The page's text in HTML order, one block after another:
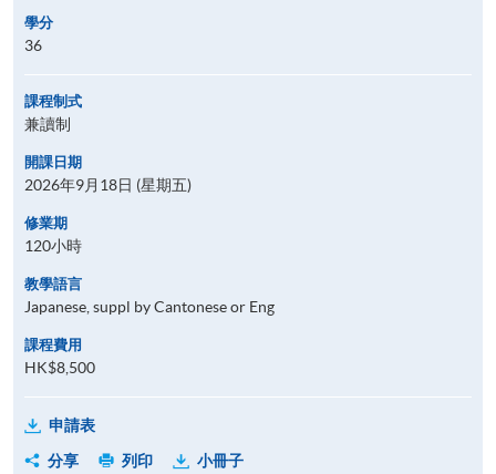
學分
36
課程制式
兼讀制
開課日期
2026年9月18日 (星期五)
修業期
120小時
教學語言
Japanese, suppl by Cantonese or Eng
課程費用
HK$8,500
申請表
分享
列印 小冊子